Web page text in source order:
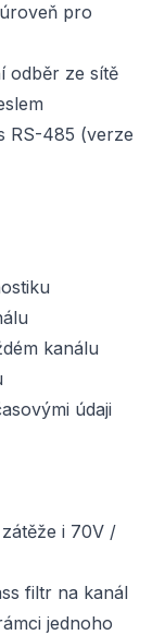
pro
odběr ze sítě
RS-485 (verze
kanálu
údaji
i 70V /
filtr na kanál
jednoho